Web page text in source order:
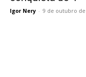
Igor Nery - 9 de outubro de